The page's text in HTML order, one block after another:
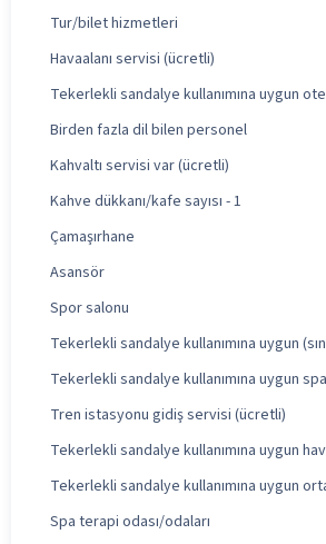
Tur/bilet hizmetleri
Havaalanı servisi (ücretli)
Tekerlekli sandalye kullanımına uygun
Birden fazla dil bilen personel
Kahvaltı servisi var (ücretli)
Kahve dükkanı/kafe sayısı - 1
Çamaşırhane
Asansör
Spor salonu
Tekerlekli sandalye kullanımına uygun
Tekerlekli sandalye kullanımına uygun spa
Tren istasyonu gidiş servisi (ücretli)
Tekerlekli sandalye kullanımına uygun
Tekerlekli sandalye kullanımına uygun
Spa terapi odası/odaları